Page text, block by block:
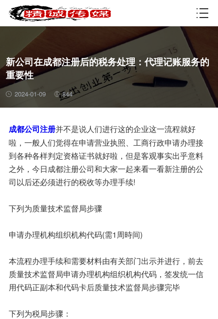
资质许可
新公司在成都注册后的税务处理：代理记账服务的
重要性
2024-01-09 844
成都公司注册并不是说人们进行这的企业这一流程就好
啦，一般人们觉得在申请营业执照、工商行政申请办理接
到各种各样判定资格证书就好啦，但是客观事实出乎意料
之外，今日成都注册公司和大家一起来看一看新注册的公
司以后还必须进行的税收等办理手续!
下列为质量技术监督局步骤
申请办理机构组织机构代码(需1周時间)
本流程办理手续和需要材料由有关部门出示并进行，前去
质量技术监督局申请办理机构组织机构代码，签发统一信
用代码正副本和代码卡后质量技术监督局步骤完毕
下列为税局步骤：